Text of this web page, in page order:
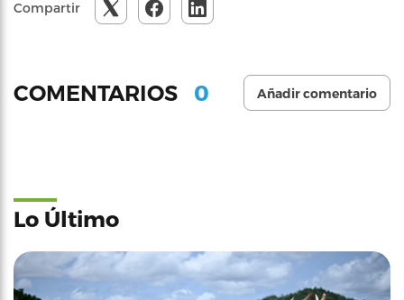
Compartir
COMENTARIOS 0 Añadir comentario
Lo Último